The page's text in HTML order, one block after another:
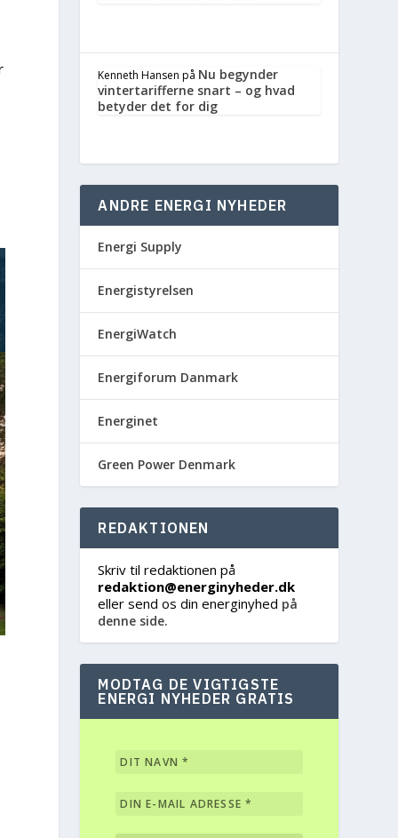
Kenneth Hansen på Nu begynder
vintertarifferne snart – og hvad
betyder det for dig
ANDRE ENERGI NYHEDER
Energi Supply
Energistyrelsen
EnergiWatch
Energiforum Danmark
Energinet
Green Power Denmark
REDAKTIONEN
Skriv til redaktionen på
redaktion@energinyheder.dk
eller send os din energinyhed på
denne side.
MODTAG DE VIGTIGSTE
ENERGI NYHEDER GRATIS